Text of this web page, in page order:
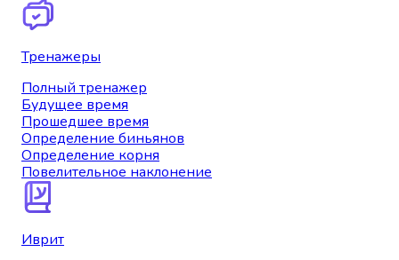
Тренажеры
Полный тренажер
Будущее время
Прошедшее время
Определение биньянов
Определение корня
Повелительное наклонение
Иврит